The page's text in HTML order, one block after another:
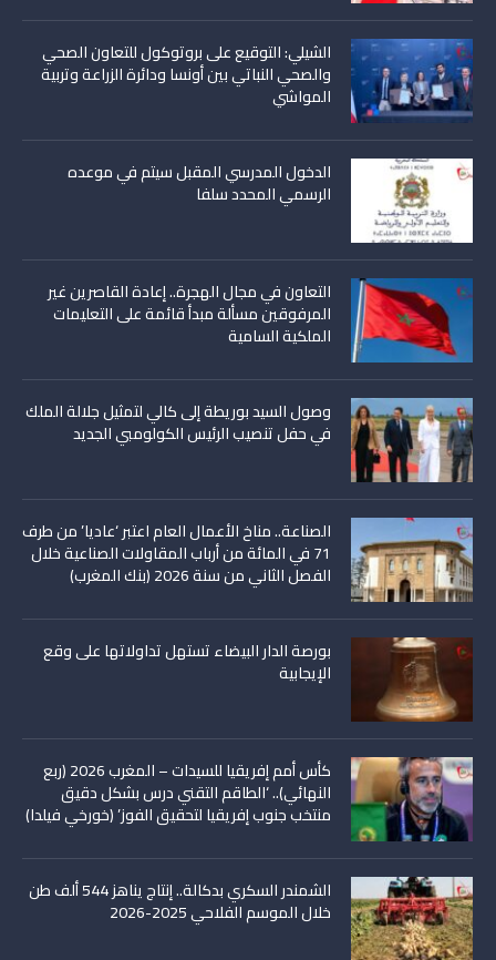
الشيلي: التوقيع على بروتوكول للتعاون الصحي
والصحي النباتي بين أونسا ودائرة الزراعة وتربية
المواشي
الدخول المدرسي المقبل سیتم في موعده
الرسمي المحدد سلفا
التعاون في مجال الهجرة.. إعادة القاصرين غير
المرفوقين مسألة مبدأ قائمة على التعليمات
الملكية السامية
وصول السيد بوريطة إلى كالي لتمثيل جلالة الملك
في حفل تنصيب الرئيس الكولومبي الجديد
الصناعة.. مناخ الأعمال العام اعتبر ‘عاديا’ من طرف
71 في المائة من أرباب المقاولات الصناعية خلال
الفصل الثاني من سنة 2026 (بنك المغرب)
بورصة الدار البيضاء تستهل تداولاتها على وقع
الإيجابية
كأس أمم إفريقيا للسيدات – المغرب 2026 (ربع
النهائي).. ‘الطاقم التقني درس بشكل دقيق
منتخب جنوب إفريقيا لتحقيق الفوز’ (خورخي فيلدا)
الشمندر السكري بدكالة.. إنتاج يناهز 544 ألف طن
خلال الموسم الفلاحي 2025-2026